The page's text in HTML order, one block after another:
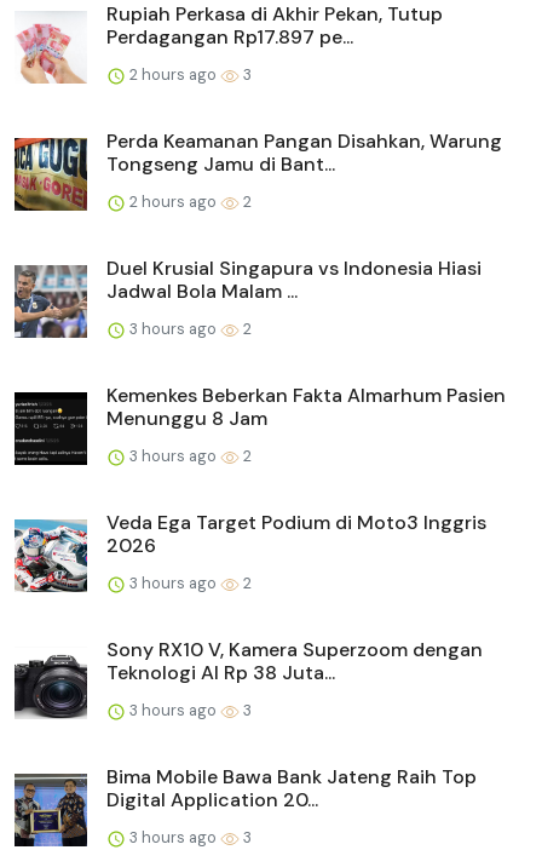
Rupiah Perkasa di Akhir Pekan, Tutup
Perdagangan Rp17.897 pe...
2 hours ago 3
Perda Keamanan Pangan Disahkan, Warung
Tongseng Jamu di Bant...
2 hours ago 2
Duel Krusial Singapura vs Indonesia Hiasi
Jadwal Bola Malam ...
3 hours ago 2
Kemenkes Beberkan Fakta Almarhum Pasien
Menunggu 8 Jam
3 hours ago 2
Veda Ega Target Podium di Moto3 Inggris
2026
3 hours ago 2
Sony RX10 V, Kamera Superzoom dengan
Teknologi AI Rp 38 Juta...
3 hours ago 3
Bima Mobile Bawa Bank Jateng Raih Top
Digital Application 20...
3 hours ago 3